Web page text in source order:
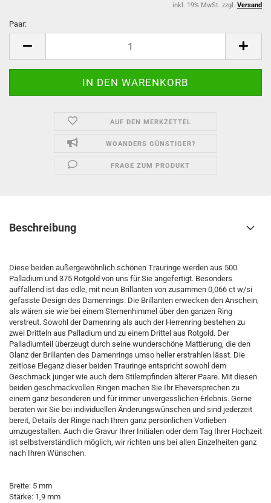
inkl. 19% MwSt. zzgl. Versand
Paar:
AUF DEN MERKZETTEL
WOANDERS GÜNSTIGER?
FRAGE ZUM PRODUKT
Beschreibung
Diese beiden außergewöhnlich schönen Trauringe werden aus 500
Palladium und 375 Rotgold von uns für Sie angefertigt. Besonders
auffallend ist das edle, mit neun Brillanten von zusammen 0,066 ct w/si
gefasste Design des Damenrings. Die Brillanten erwecken den Anschein,
als wären sie wie bei einem Sternenhimmel über den ganzen Ring
verstreut. Sowohl der Damenring als auch der Herrenring bestehen zu
zwei Dritteln aus Palladium und zu einem Drittel aus Rotgold. Der
Palladiumteil überzeugt durch seine wunderschöne Mattierung, die den
Glanz der Brillanten des Damenrings umso heller erstrahlen lässt. Die
zeitlose Eleganz dieser beiden Trauringe entspricht sowohl dem
Geschmack junger wie auch dem Stilempfinden älterer Paare. Mit diesen
beiden geschmackvollen Ringen machen Sie Ihr Eheversprechen zu
einem ganz besonderen und für immer unvergesslichen Erlebnis. Gerne
beraten wir Sie bei individuellen Änderungswünschen und sind jederzeit
bereit, Details der Ringe nach Ihren ganz persönlichen Vorlieben
umzugestalten. Auch die Gravur Ihrer Initialen oder dem Tag Ihrer Hochzeit
ist selbstverständlich möglich, wir richten uns bei allen Einzelheiten ganz
nach Ihren Wünschen.
Breite: 5 mm
Stärke: 1,9 mm